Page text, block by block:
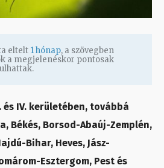
eltelt 1 hónap, a szövegben
a megjelenéskor pontosak
IV. kerületében, továbbá
Békés, Borsod-Abaúj-Zemplén,
Bihar, Heves, Jász-
Esztergom, Pest és